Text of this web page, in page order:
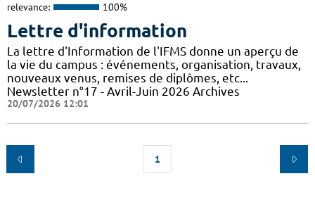
relevance: 100%
Lettre d'information
La lettre d'Information de l'IFMS donne un aperçu de
la vie du campus : événements, organisation, travaux,
nouveaux venus, remises de diplômes, etc...
Newsletter n°17 - Avril-Juin 2026 Archives
20/07/2026 12:01
1